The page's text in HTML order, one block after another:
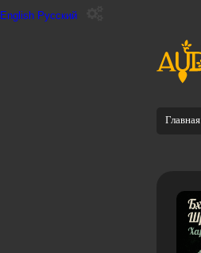
English Русский
Главная